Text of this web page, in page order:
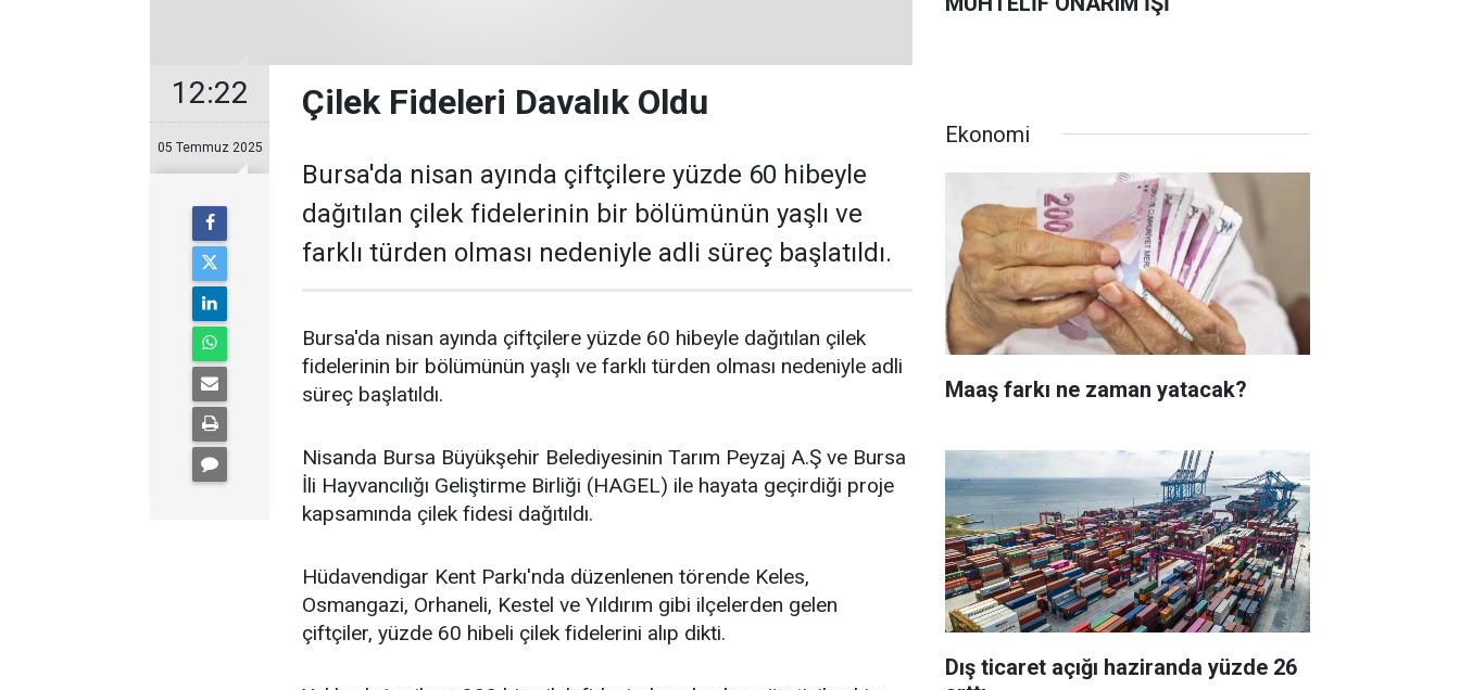
12:22
05 Temmuz 2025
Çilek Fideleri Davalık Oldu
Bursa'da nisan ayında çiftçilere yüzde 60 hibeyle
dağıtılan çilek fidelerinin bir bölümünün yaşlı ve
farklı türden olması nedeniyle adli süreç başlatıldı.
Bursa'da nisan ayında çiftçilere yüzde 60 hibeyle dağıtılan çilek
fidelerinin bir bölümünün yaşlı ve farklı türden olması nedeniyle adli
süreç başlatıldı.
Nisanda Bursa Büyükşehir Belediyesinin Tarım Peyzaj A.Ş ve Bursa
İli Hayvancılığı Geliştirme Birliği (HAGEL) ile hayata geçirdiği proje
kapsamında çilek fidesi dağıtıldı.
Hüdavendigar Kent Parkı'nda düzenlenen törende Keles,
Osmangazi, Orhaneli, Kestel ve Yıldırım gibi ilçelerden gelen
çiftçiler, yüzde 60 hibeli çilek fidelerini alıp dikti.
Ekonomi
Maaş farkı ne zaman yatacak?
Dış ticaret açığı haziranda yüzde 26